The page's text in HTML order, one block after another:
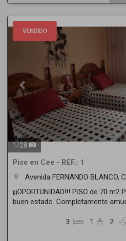
VENDIDO
Previous
1 /28
Piso en Cee - REF.: 1
room
Avenida FERNANDO BLANCO,
¡¡¡OPORTUNIDAD!!! PISO de 70
buen estado. Completamente
3 1 2